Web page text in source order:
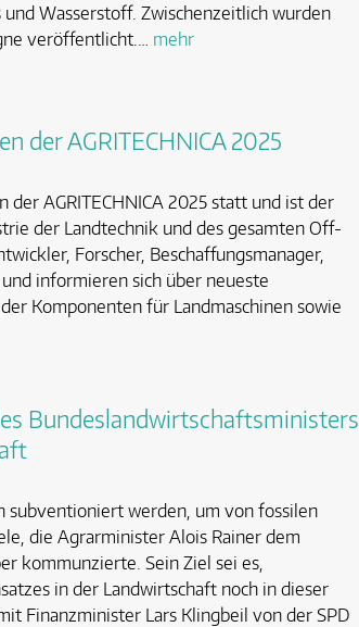
Wasserstoff. Zwischenzeitlich wurden
veröffentlicht.… mehr
der AGRITECHNICA 2025
der AGRITECHNICA 2025 statt und ist der
der Landtechnik und des gesamten Off-
Forscher, Beschaffungsmanager,
informieren sich über neueste
Komponenten für Landmaschinen sowie
Bundeslandwirtschaftsministers
werden, um von fossilen
die Agrarminister Alois Rainer dem
kommunzierte. Sein Ziel sei es,
in der Landwirtschaft noch in dieser
Finanzminister Lars Klingbeil von der SPD